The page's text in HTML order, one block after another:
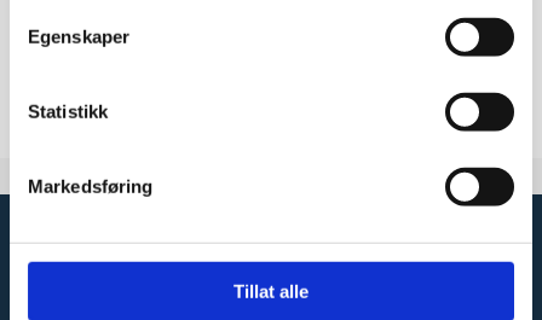
Egenskaper
Statistikk
Markedsføring
Tillat alle
Livegen 26,